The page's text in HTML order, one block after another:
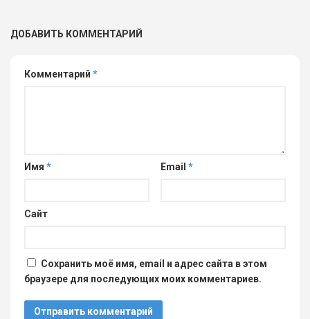
ДОБАВИТЬ КОММЕНТАРИЙ
Комментарий *
Имя * Email *
Сайт
Сохранить моё имя, email и адрес сайта в этом
браузере для последующих моих комментариев.